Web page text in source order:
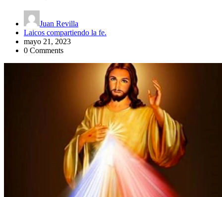
Juan Revilla
Laicos compartiendo la fe.
mayo 21, 2023
0 Comments